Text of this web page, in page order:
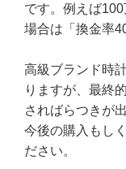
です。例えば
場合は「換金率
高級ブランド時
りますが、最終
さればらつきが
今後の購入もし
ださい。